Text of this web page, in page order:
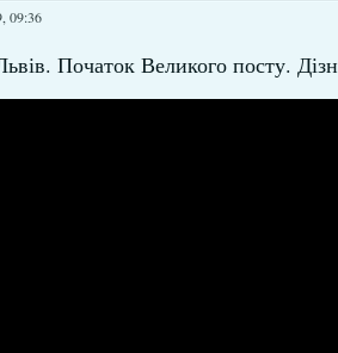
09:36
Початок Великого посту.